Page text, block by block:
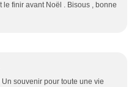
le finir avant Noël . Bisous , bonne
souvenir pour toute une vie